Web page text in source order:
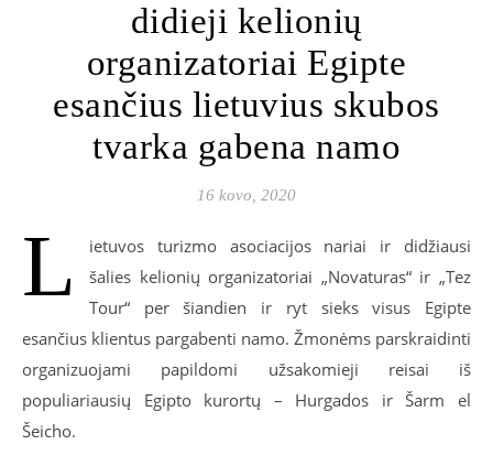
didieji kelionių
organizatoriai Egipte
esančius lietuvius skubos
tvarka gabena namo
16 kovo, 2020
L
ietuvos turizmo asociacijos nariai ir didžiausi
šalies kelionių organizatoriai „Novaturas“ ir „Tez
Tour“ per šiandien ir ryt sieks visus Egipte
esančius klientus pargabenti namo. Žmonėms parskraidinti
organizuojami papildomi užsakomieji reisai iš
populiariausių Egipto kurortų – Hurgados ir Šarm el
Šeicho.